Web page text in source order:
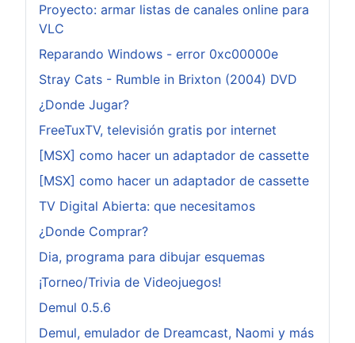
Proyecto: armar listas de canales online para
VLC
Reparando Windows - error 0xc00000e
Stray Cats - Rumble in Brixton (2004) DVD
¿Donde Jugar?
FreeTuxTV, televisión gratis por internet
[MSX] como hacer un adaptador de cassette
[MSX] como hacer un adaptador de cassette
TV Digital Abierta: que necesitamos
¿Donde Comprar?
Dia, programa para dibujar esquemas
¡Torneo/Trivia de Videojuegos!
Demul 0.5.6
Demul, emulador de Dreamcast, Naomi y más